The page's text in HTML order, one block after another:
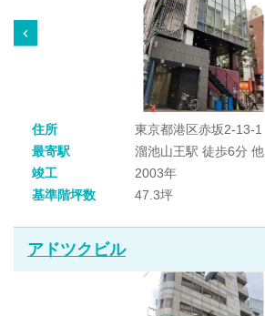
住所
東京都港区赤坂2-13-1
最寄駅
溜池山王駅 徒歩6分 他
竣工
2003年
基準階坪数
47.3坪
アドツクビル